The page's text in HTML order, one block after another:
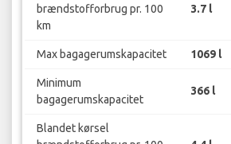
brændstofforbrug pr. 100
km
3.7 l
Max bagagerumskapacitet 1069 l
Minimum
bagagerumskapacitet
366 l
Blandet kørsel